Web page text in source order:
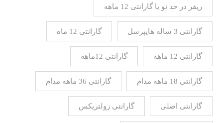
ریفر در حد نو با گارانتی 12 ماهه
گارانتی 3 ساله هایپرسل گارانتی 12 ماه
گارانتی 12 ماهه گارانتی 12ماهه
گارانتی 18 ماهه مدام گارانتی 36 ماهه مدام
گارانتی اصلی گارانتی زولتریکس